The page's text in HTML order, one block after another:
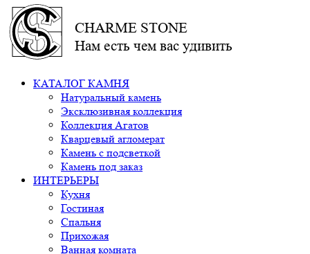
CHARME STONE
Нам есть чем вас удивить
КАТАЛОГ КАМНЯ
Натуральный камень
Эксклюзивная коллекция
Коллекция Агатов
Кварцевый агломерат
Камень с подсветкой
Камень под заказ
ИНТЕРЬЕРЫ
Кухня
Гостиная
Спальня
Прихожая
Ванная комната